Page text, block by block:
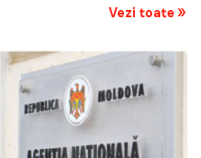
Vezi toate